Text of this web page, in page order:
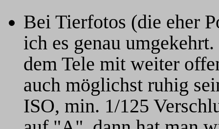
Bei Tierfotos (die eher
ich es genau
dem Tele mit weiter
auch möglichst ruhig
ISO, min. 1/125